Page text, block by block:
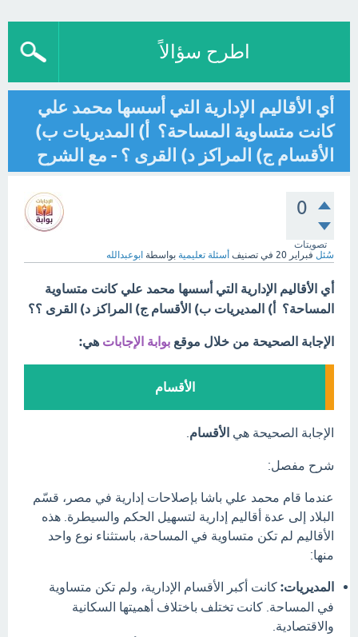
اطرح سؤالاً
أي الأقاليم الإدارية التي أسسها محمد علي
كانت متساوية المساحة؟ أ) المديريات ب)
الأقسام ج) المراكز د) القرى ؟ - مع الشرح
0
تصويتات
سُئل فبراير 20 في تصنيف أسئلة تعليمية بواسطة ابوعبدالله
أي الأقاليم الإدارية التي أسسها محمد علي كانت متساوية
المساحة؟ أ) المديريات ب) الأقسام ج) المراكز د) القرى ؟؟
الإجابة الصحيحة من خلال موقع بوابة الإجابات هي:
الأقسام
الإجابة الصحيحة هي الأقسام
شرح مفصل:
عندما قام محمد علي باشا بإصلاحات إدارية في مصر، قسّم
البلاد إلى عدة أقاليم إدارية لتسهيل الحكم والسيطرة. هذه
الأقاليم لم تكن متساوية في المساحة، باستثناء نوع واحد
منها:
المديريات: كانت أكبر الأقسام الإدارية، ولم تكن متساوية
في المساحة. كانت تختلف باختلاف أهميتها السكانية
والاقتصادية.